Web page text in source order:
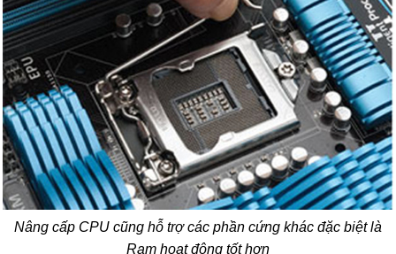
Nâng cấp CPU cũng hỗ trợ các phần cứng khác đặc biệt là
Ram hoạt động tốt hơn